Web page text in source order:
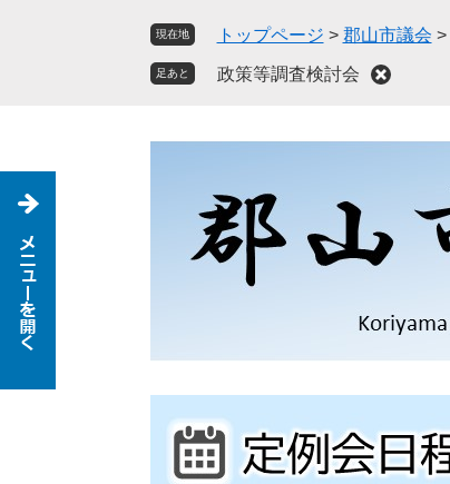
で
ば
現在地 トップページ > 郡山市議会 >
足あと 政策等調査検討会